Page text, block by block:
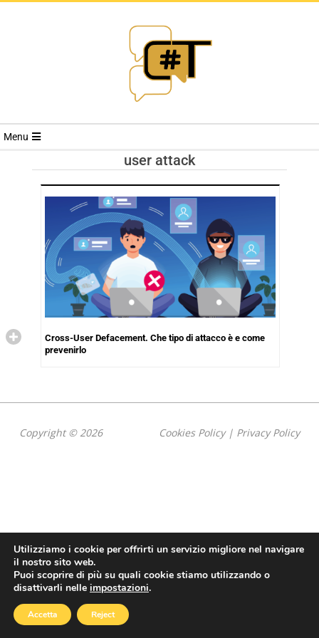
RIVISTA
TRENDS
Menu
user attack
Cross-User Defacement. Che tipo di attacco è e come
prevenirlo
Copyright © 2026 Cookies Policy| Privacy Policy
Utilizziamo i cookie per offrirti un servizio migliore nel navigare
il nostro sito web.
Puoi scoprire di più su quali cookie stiamo utilizzando o
disattivarli nelle impostazioni.
Accetta Reject